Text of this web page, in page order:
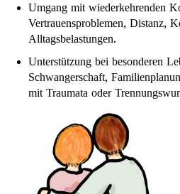
Umgang mit wiederkehrenden
Vertrauensproblemen, Distanz,
Alltagsbelastungen.
Unterstützung bei besonderen
Schwangerschaft,
mit Traumata oder